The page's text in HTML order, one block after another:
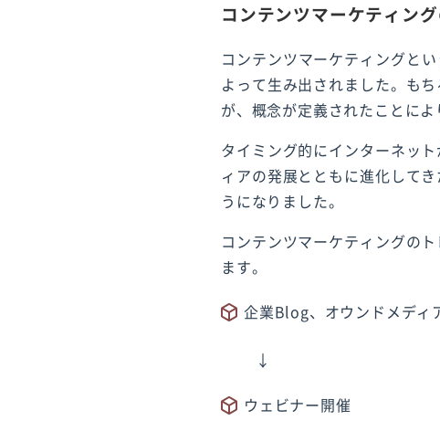
コンテンツマーケティン
コンテンツマーケティングと
よって生み出されました。も
が、概念が定義されたことによ
タイミング的にインターネッ
ィアの発展とともに進化して
うになりました。
コンテンツマーケティングの
ます。
企業Blog、オウンドメディ
↓
ウェビナー開催